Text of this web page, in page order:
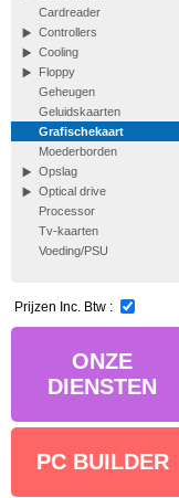
Cardreader
Controllers
Cooling
Floppy
Geheugen
Geluidskaarten
Grafischekaart
Moederborden
Opslag
Optical drive
Processor
Tv-kaarten
Voeding/PSU
Prijzen Inc. Btw :
ONZE
DIENSTEN
PC BUILDER